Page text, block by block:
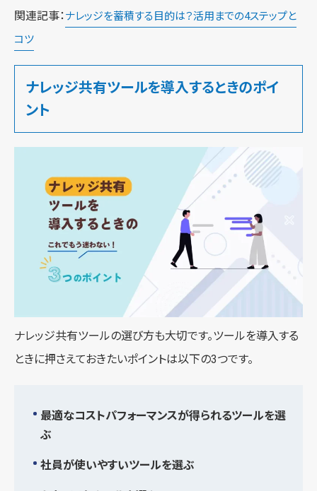
関連記事： ナレッジを蓄積する目的は？活用までの4ステップと
コツ
ナレッジ共有ツールを導入するときのポイ
ント
ナレッジ共有ツールの選び方も大切です。ツールを導入する
ときに押さえておきたいポイントは以下の3つです。
最適なコストパフォーマンスが得られるツールを選
ぶ
社員が使いやすいツールを選ぶ